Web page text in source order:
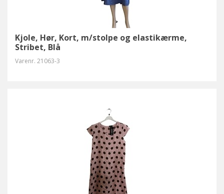
Kjole, Hør, Kort, m/stolpe og elastikærme,
Stribet, Blå
Varenr. 21063-3